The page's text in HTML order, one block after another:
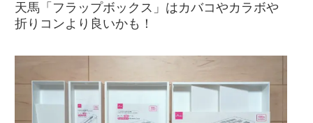
天馬「フラップボックス」はカバコやカラボや
折りコンより良いかも！